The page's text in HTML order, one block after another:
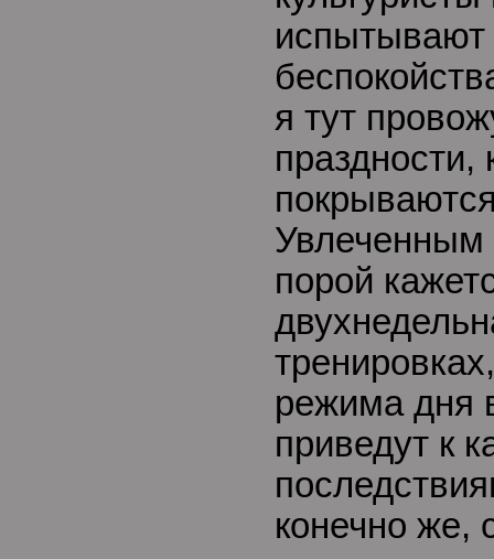
испытывают
я тут
праздности,
порой
режима дня
приведут к
конечно же,